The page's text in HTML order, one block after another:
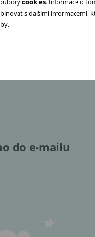
16:00
do e-mailu
s dalšími informacemi,